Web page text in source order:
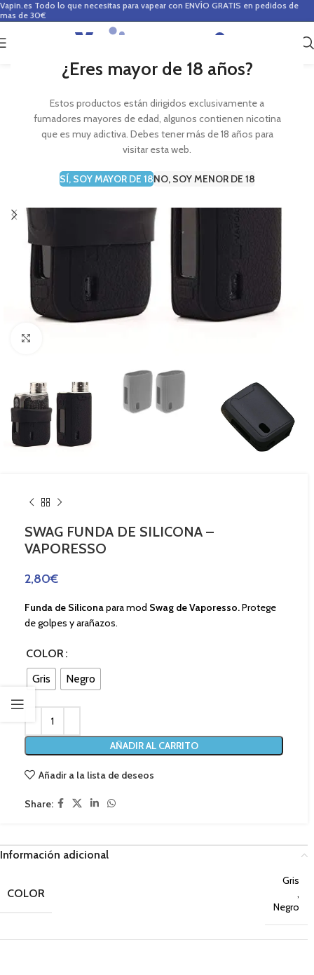
¿Eres mayor de 18 años?
Estos productos están dirigidos exclusivamente a
fumadores mayores de edad, algunos contienen nicotina
que es muy adictiva. Debes tener más de 18 años para
visitar esta web.
SÍ, SOY MAYOR DE 18NO, SOY MENOR DE 18
Vapin.es Todo lo que necesitas para vapear con ENVÍO GRATIS en pedidos de
mas de 30€
0
SWAG FUNDA DE SILICONA –
VAPORESSO
2,80€
Funda de Siliconapara mod Swag de Vaporesso.Protege
de golpes y arañazos.
COLOR
Gris
Negro
AÑADIR AL CARRITO
Añadir a la lista de deseos
Share:
Información adicional
COLOR
Gris
,
Negro